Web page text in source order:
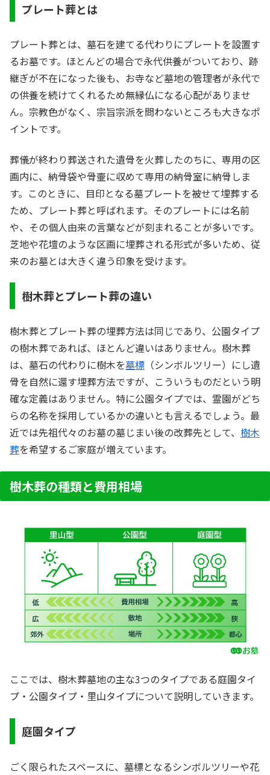
プレート葬とは
プレート葬とは、墓石を建てる代わりにプレートを設置す
るお墓です。ほとんどの場合で永代供養がついており、跡
継ぎが不在になった後も、お寺など墓地の管理者が永代で
の供養を続けてくれるため無縁仏になる心配がありませ
ん。宗教色がなく、宗旨宗派を問わないところも大きなポ
イントです。
葬儀が終わり葬送された遺骨を火葬したのちに、専用の区
画内に、納骨袋や骨壷に収めて専用の納骨室に納骨しま
す。このときに、目印となる墓プレートを被せて埋葬する
ため、プレート葬と呼ばれます。そのプレートには名前
や、その個人由来の言葉などが刻まれることが多いです。
芝地や花壇のような区画に埋葬される形式が多いため、従
来のお墓とは大きく違う印象を受けます。
樹木葬とプレート葬の違い
樹木葬とプレート葬の埋葬方法は同じであり、公園タイプ
の樹木葬であれば、ほとんど違いはありません。 樹木葬
は、墓石の代わりに樹木を墓標 （シンボルツリー）にし遺
骨を自然に還す埋葬方法ですが、こういうものだという明
確な定義はありません。特に公園タイプでは、霊園がどち
らの名称を採用しているかの違いとも言えるでしょう。最
近では先祖代々のお墓の墓じまい後の改葬先として、 樹木
葬を希望するご家庭が増えています。
樹木葬の種類と費用相場
ここでは、樹木葬墓地の主な3つのタイプである庭園タイ
プ・公園タイプ・里山タイプについて説明していきます。
庭園タイプ
ごく限られたスペースに、墓標となるシンボルツリーや花